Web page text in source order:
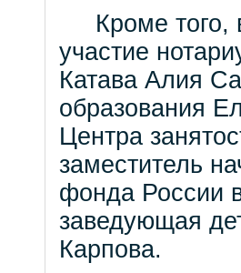
Кроме того,
участие
Катава Алия
образования
Центра
заместитель
фонда России
заведующая
Карпова.